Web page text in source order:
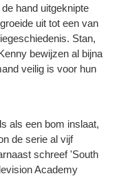
hand uitgeknipte
uit tot een van
Stan,
bewijzen al bijna
veilig is voor hun
als een bom inslaat,
de serie al vijf
schreef 'South
Academy